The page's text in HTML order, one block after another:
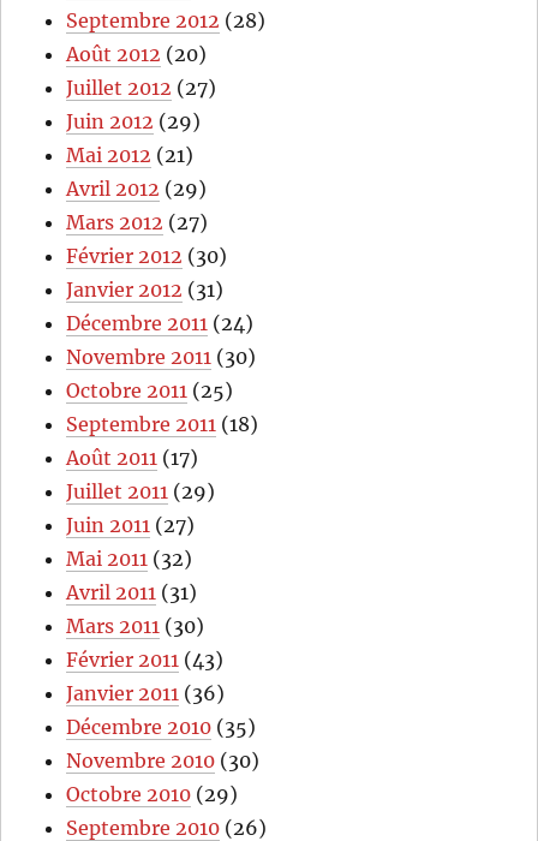
Septembre 2012 (28)
Août 2012 (20)
Juillet 2012 (27)
Juin 2012 (29)
Mai 2012 (21)
Avril 2012 (29)
Mars 2012 (27)
Février 2012 (30)
Janvier 2012 (31)
Décembre 2011 (24)
Novembre 2011 (30)
Octobre 2011 (25)
Septembre 2011 (18)
Août 2011 (17)
Juillet 2011 (29)
Juin 2011 (27)
Mai 2011 (32)
Avril 2011 (31)
Mars 2011 (30)
Février 2011 (43)
Janvier 2011 (36)
Décembre 2010 (35)
Novembre 2010 (30)
Octobre 2010 (29)
Septembre 2010 (26)